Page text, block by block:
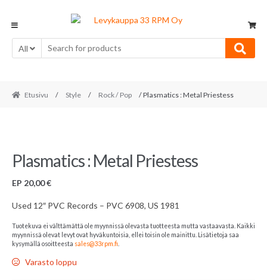
navigation
content
All
Etusivu / Style / Rock / Pop / Plasmatics : Metal Priestess
Plasmatics : Metal Priestess
EP 20,00€
Used 12″ PVC Records – PVC 6908, US 1981
Tuotekuva ei välttämättä ole myynnissä olevasta tuotteesta mutta vastaavasta. Kaikki
myynnissä olevat levyt ovat hyväkuntoisia, ellei toisin ole mainittu. Lisätietoja saa
kysymällä osoitteesta sales@33rpm.fi
Varasto loppu